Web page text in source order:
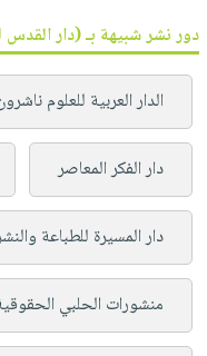
دور نشر شبيهة بـ (دار القدس
الدار العربية للعلوم
دار الفكر المعاصر
دار المسيرة للطباعة
منشورات الحلبي